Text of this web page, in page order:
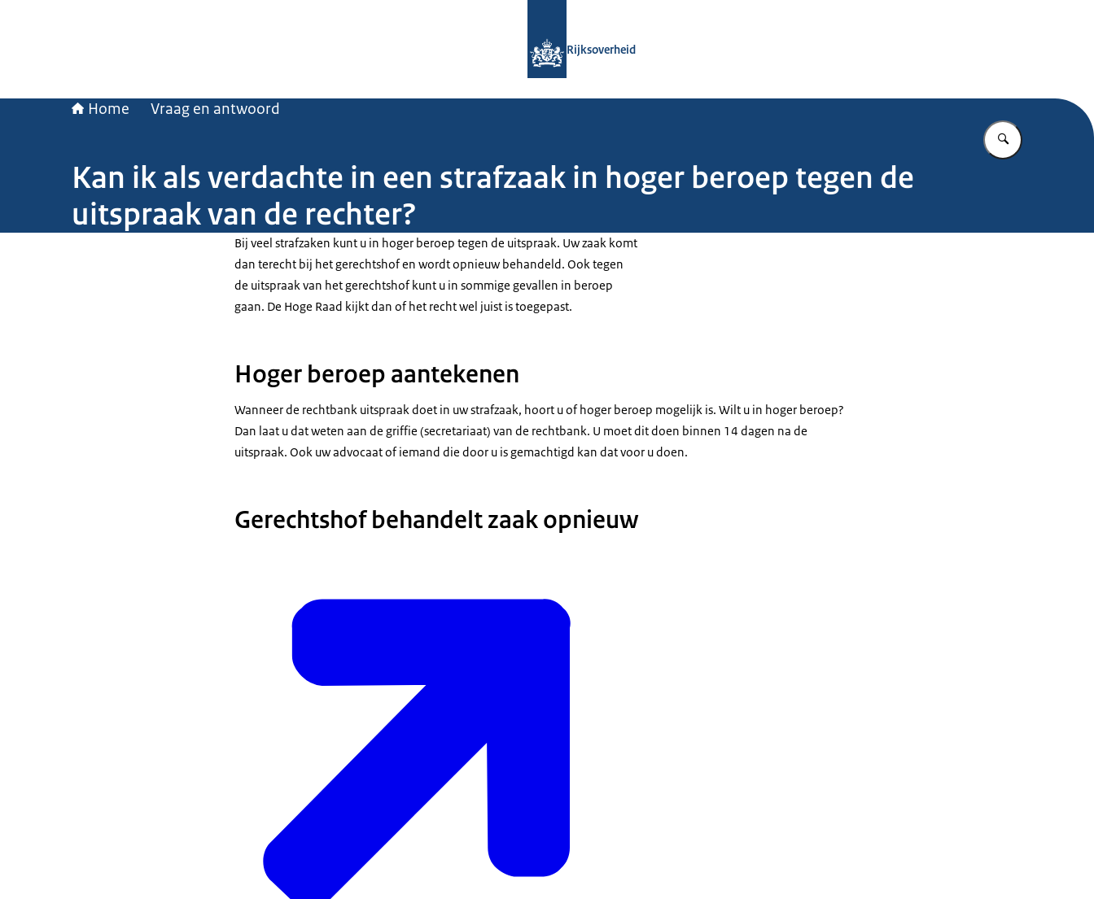
Rijksoverheid
Home Vraag en antwoord
Vul in wat u
Kan ik als verdachte in een strafzaak in hoger beroep tegen de
uitspraak van de rechter?
Bij veel strafzaken kunt u in hoger beroep tegen de uitspraak. Uw zaak komt
dan terecht bij het gerechtshof en wordt opnieuw behandeld. Ook tegen
de uitspraak van het gerechtshof kunt u in sommige gevallen in beroep
gaan. De Hoge Raad kijkt dan of het recht wel juist is toegepast.
Hoger beroep aantekenen
Wanneer de rechtbank uitspraak doet in uw strafzaak, hoort u of hoger beroep mogelijk is. Wilt u in hoger beroep?
Dan laat u dat weten aan de griffie (secretariaat) van de rechtbank. U moet dit doen binnen 14 dagen na de
uitspraak. Ook uw advocaat of iemand die door u is gemachtigd kan dat voor u doen.
Gerechtshof behandelt zaak opnieuw